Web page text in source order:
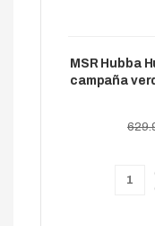
MSR Hubba
campaña